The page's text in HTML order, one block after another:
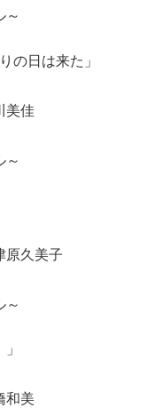
～
の日は来た」
美佳
～
原久美子
～
和美